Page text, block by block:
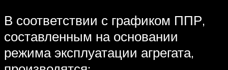
В соответствии с графиком ППР,
составленным на основании
режима эксплуатации агрегата,